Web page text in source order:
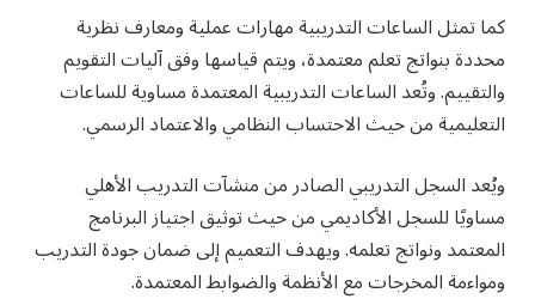
كما تمثل الساعات التدريبية مهارات عملية ومعارف نظرية
محددة بنواتج تعلم معتمدة، ويتم قياسها وفق آليات التقويم
والتقييم. وتُعد الساعات التدريبية المعتمدة مساوية للساعات
التعليمية من حيث الاحتساب النظامي والاعتماد الرسمي.
ويُعد السجل التدريبي الصادر من منشآت التدريب الأهلي
مساويًا للسجل الأكاديمي من حيث توثيق اجتياز البرنامج
المعتمد ونواتج تعلمه. ويهدف التعميم إلى ضمان جودة التدريب
ومواءمة المخرجات مع الأنظمة والضوابط المعتمدة.